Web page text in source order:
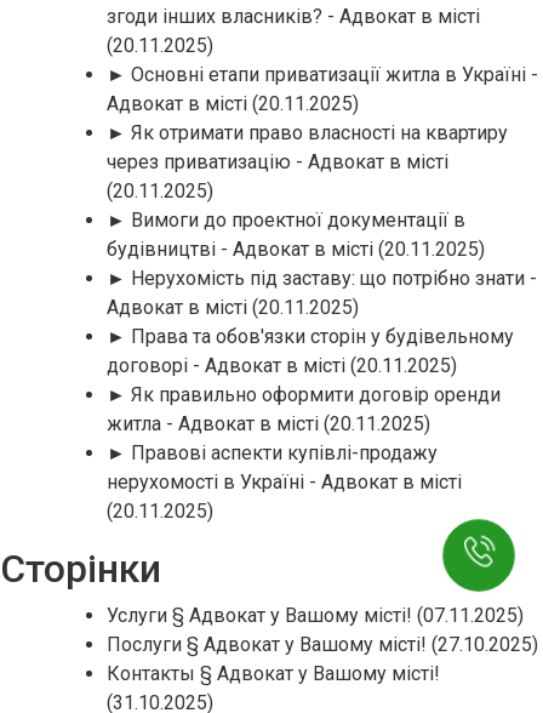
згоди інших власників? - Адвокат в місті
(20.11.2025)
► Основні етапи приватизації житла в Україні -
Адвокат в місті (20.11.2025)
► Як отримати право власності на квартиру
через приватизацію - Адвокат в місті
(20.11.2025)
► Вимоги до проектної документації в
будівництві - Адвокат в місті (20.11.2025)
► Нерухомість під заставу: що потрібно знати -
Адвокат в місті (20.11.2025)
► Права та обов'язки сторін у будівельному
договорі - Адвокат в місті (20.11.2025)
► Як правильно оформити договір оренди
житла - Адвокат в місті (20.11.2025)
► Правові аспекти купівлі-продажу
нерухомості в Україні - Адвокат в місті
(20.11.2025)
Сторінки
Услуги § Адвокат у Вашому місті! (07.11.2025)
Послуги § Адвокат у Вашому місті! (27.10.2025)
Контакты § Адвокат у Вашому місті!
(31.10.2025)